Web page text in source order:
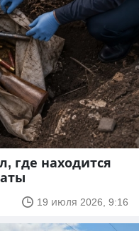
где находится
19 июля 2026, 9:16